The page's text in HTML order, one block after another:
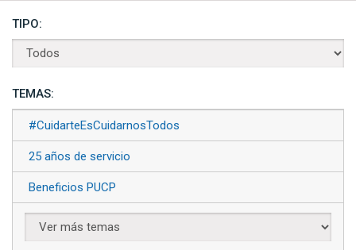
TIPO:
TEMAS:
#CuidarteEsCuidarnosTodos
25 años de servicio
Beneficios PUCP